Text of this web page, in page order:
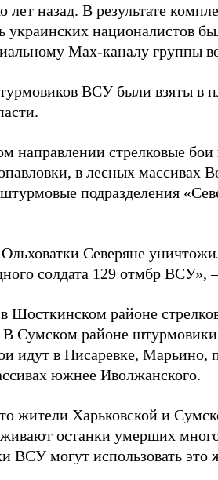
назад. В результате
украинских националистов
Max-каналу группы
ВСУ были взяты в
направлении стрелковые бои
в лесных массивах
подразделения
Ольховатки Северяне
солдата 129 отмбр
Шосткинском районе
Сумском районе штурмовики
идут в Писаревке, Марьино,
южнее Иволжанского.
жители Харьковской и
останки умерших
ВСУ могут использовать это